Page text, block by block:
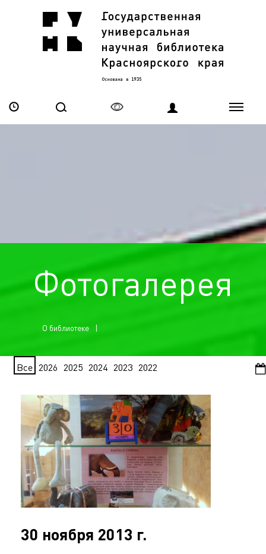
Фотогалерея
О библиотеке
Все 2026 2025 2024 2023 2022
30 ноября 2013 г.